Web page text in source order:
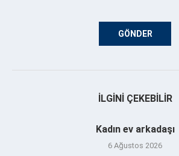
İLGINI ÇEKEBILIR
Kadın ev arkadaşı
6 Ağustos 2026